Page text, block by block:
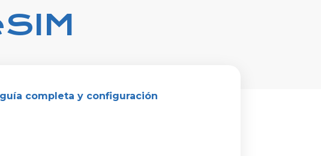
guía completa y configuración